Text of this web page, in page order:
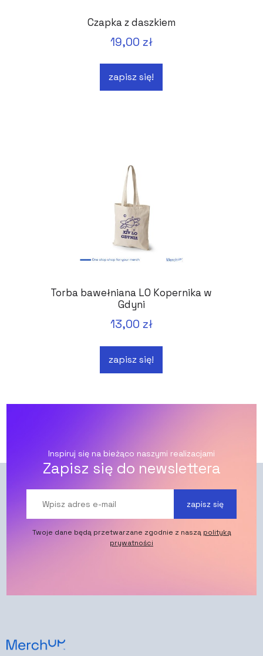
Czapka z daszkiem
19,00 zł
zapisz się!
Torba bawełniana LO Kopernika w
Gdyni
13,00 zł
zapisz się!
Inspiruj się na bieżąco naszymi realizacjami
Zapisz się do newslettera
zapisz się
Twoje dane będą przetwarzane zgodnie z naszą polityką
prywatności